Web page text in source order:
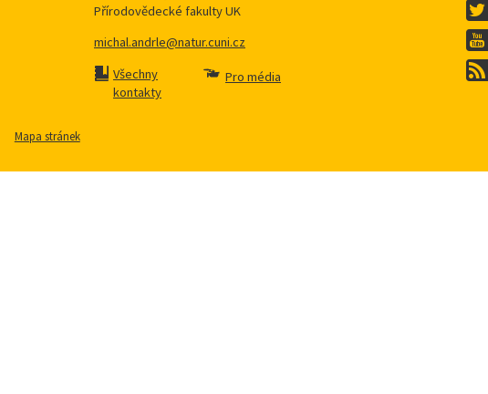
Přírodovědecké fakulty UK
michal.andrle@natur.cuni.cz
Všechny
kontakty
Pro média
Mapa stránek